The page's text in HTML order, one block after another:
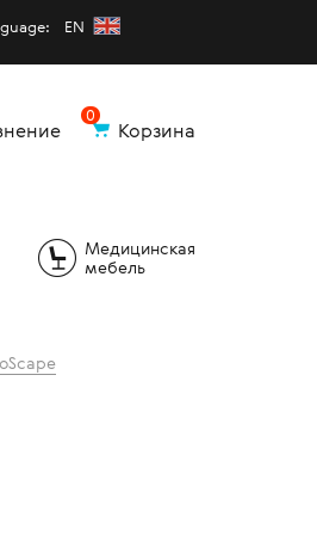
EN
0
Корзина
Медицинская
мебель